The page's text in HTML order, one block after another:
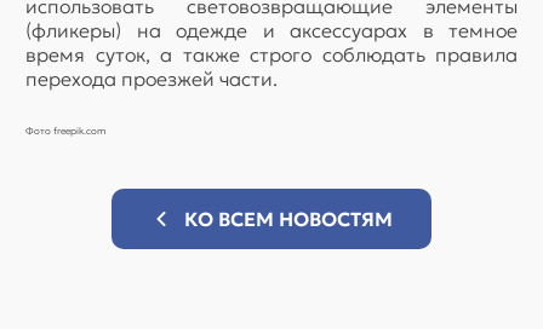
использовать световозвращающие элементы
(фликеры) на одежде и аксессуарах в темное
время суток, а также строго соблюдать правила
перехода проезжей части.
Фото freepik.com
КО ВСЕМ НОВОСТЯМ